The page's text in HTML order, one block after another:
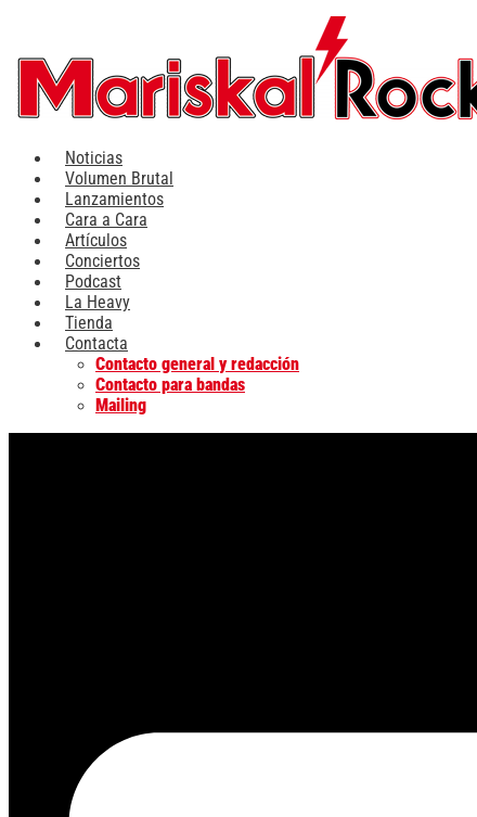
contenido
Noticias
Volumen Brutal
Lanzamientos
Cara a Cara
Artículos
Conciertos
Podcast
La Heavy
Tienda
Contacta
Contacto general y redacción
Contacto para bandas
Mailing